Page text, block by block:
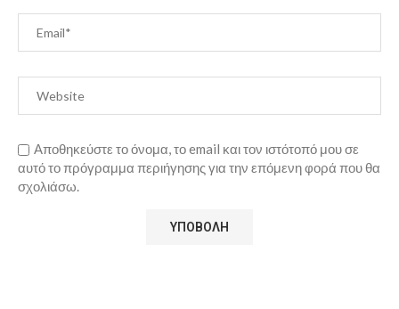
Αποθηκεύστε το όνομα, το email και τον ιστότοπό μου σε
αυτό το πρόγραμμα περιήγησης για την επόμενη φορά που θα
σχολιάσω.